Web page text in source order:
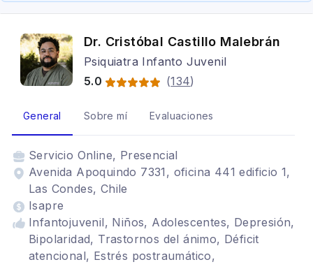
Dr. Cristóbal Castillo Malebrán
Psiquiatra Infanto Juvenil
5.0
(134)
General Sobre mí Evaluaciones
Servicio Online, Presencial
Avenida Apoquindo 7331, oficina 441 edificio 1,
Las Condes, Chile
Isapre
Infantojuvenil, Niños, Adolescentes, Depresión,
Bipolaridad, Trastornos del ánimo, Déficit
atencional, Estrés postraumático,